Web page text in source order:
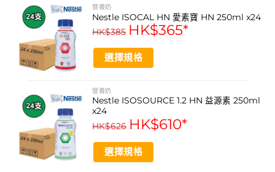
27種維他命及礦物質，配方特別添加2.4克中鏈三酸甘油
酯，有助於快速提供能量。其方便的即飲設計與粟米湯風
味，適合日常營養補充，是忙碌生活中維持營養均衡的便捷
選擇。作為雀巢旗下專業營養品牌產品，品質有保證，適合
香港消費者信賴選購。
產品功效
高能量密度，每毫升提供2.0千卡
富含蛋白質，每支含8克優質蛋白
營養全面，添加27種維他命及礦物質
營養奶
Nestle ISOCAL HN 愛素寶 HN 250ml x24
HK$385 HK$365*
選擇規格
product
has
multiple
variants.
options
may
營養奶
Nestle ISOSOURCE 1.2 HN 益源素 250ml
x24
HK$626 HK$610*
選擇規格